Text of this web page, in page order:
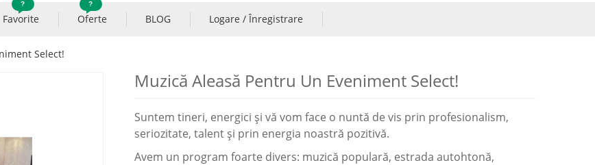
Favorite
?
Oferte
?
BLOG Logare / Înregistrare
Select!
Muzică Aleasă Pentru Un Eveniment Select!
Suntem tineri, energici şi vă vom face o nuntă de vis prin profesionalism,
seriozitate, talent şi prin energia noastră pozitivă.
Avem un program foarte divers: muzică populară, estrada autohtonă,